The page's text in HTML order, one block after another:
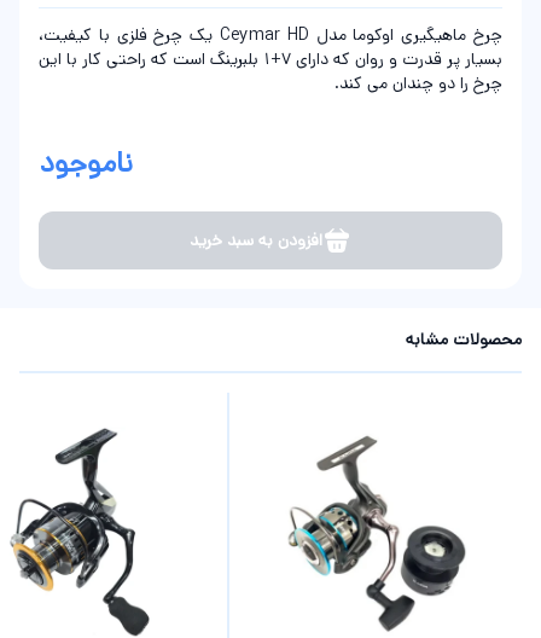
چرخ ماهیگیری اوکوما مدل Ceymar HD یک چرخ فلزی با کیفیت،
بسیار پر قدرت و روان که دارای 7+1 بلبرینگ است که راحتی کار با این
چرخ را دو چندان می کند.
ناموجود
افزودن به سبد خرید
محصولات مشابه